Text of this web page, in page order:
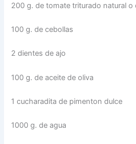
200 g. de tomate triturado natural o
100 g. de cebollas
2 dientes de ajo
100 g. de aceite de oliva
1 cucharadita de pimenton dulce
1000 g. de agua